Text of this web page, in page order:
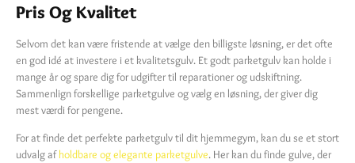
Pris Og Kvalitet
Selvom det kan være fristende at vælge den billigste løsning, er det ofte
en god idé at investere i et kvalitetsgulv. Et godt parketgulv kan holde i
mange år og spare dig for udgifter til reparationer og udskiftning.
Sammenlign forskellige parketgulve og vælg en løsning, der giver dig
mest værdi for pengene.
For at finde det perfekte parketgulv til dit hjemmegym, kan du se et stort
udvalg afholdbare og elegante parketgulve. Her kan du finde gulve, der